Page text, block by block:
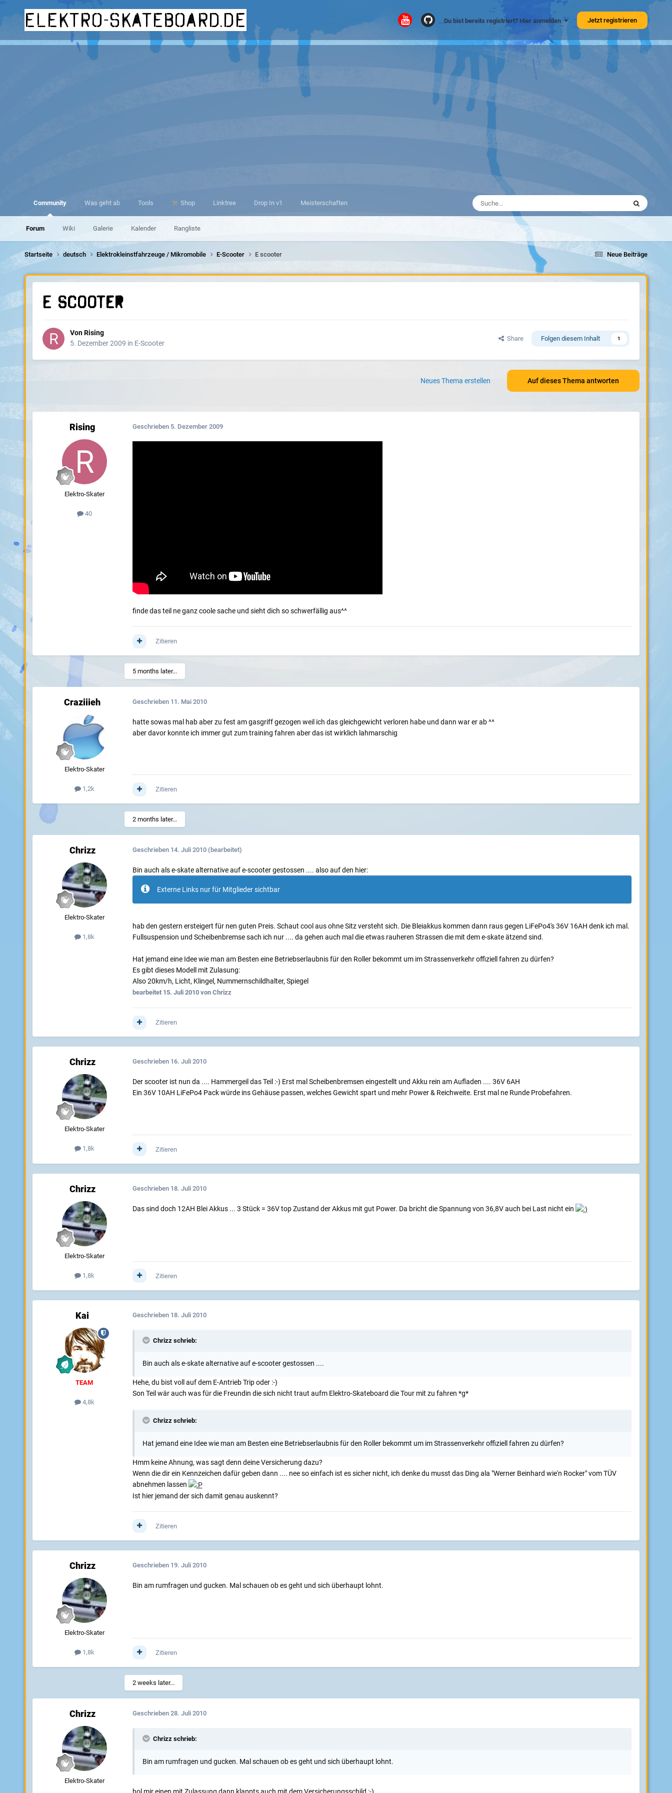
elektro-skateboard.de Du bist bereits registriert? Hier anmelden Jetzt registrieren
Community
Forum Wiki Galerie Kalender Rangliste
Was geht ab Tools Shop Linktree Drop In v1 Meisterschaften
Neue Beiträge
Startseite deutsch Elektrokleinstfahrzeuge / Mikromobile E-Scooter E scooter
E scooter
VonRising
5. Dezember 2009 in E-Scooter
Share Folgen diesem Inhalt 1
Auf dieses Thema antworten
Neues Thema erstellen
Rising
Elektro-Skater
40
Geschrieben 5. Dezember 2009
finde das teil ne ganz coole sache und sieht dich so schwerfällig aus^^
Zitieren
5 months later...
Craziiieh
Elektro-Skater
1,2k
Geschrieben 11. Mai 2010
hatte sowas mal hab aber zu fest am gasgriff gezogen weil ich das gleichgewicht verloren habe und dann war er ab ^^
aber davor konnte ich immer gut zum training fahren aber das ist wirklich lahmarschig
Zitieren
2 months later...
Chrizz
Elektro-Skater
1,8k
Geschrieben 14. Juli 2010 (bearbeitet)
Bin auch als e-skate alternative auf e-scooter gestossen .... also auf den hier:
Externe Links nur für Mitglieder sichtbar
hab den gestern ersteigert für nen guten Preis. Schaut cool aus ohne Sitz versteht sich. Die Bleiakkus kommen dann raus gegen LiFePo4's 36V 16AH denk ich mal.
Fullsuspension und Scheibenbremse sach ich nur .... da gehen auch mal die etwas rauheren Strassen die mit dem e-skate ätzend sind.
Hat jemand eine Idee wie man am Besten eine Betriebserlaubnis für den Roller bekommt um im Strassenverkehr offiziell fahren zu dürfen?
Es gibt dieses Modell mit Zulasung:
Also 20km/h, Licht, Klingel, Nummernschildhalter, Spiegel
bearbeitet 15. Juli 2010von Chrizz
Zitieren
Chrizz
Elektro-Skater
1,8k
Geschrieben 16. Juli 2010
Der scooter ist nun da .... Hammergeil das Teil :-) Erst mal Scheibenbremsen eingestellt und Akku rein am Aufladen .... 36V 6AH
Ein 36V 10AH LiFePo4 Pack würde ins Gehäuse passen, welches Gewicht spart und mehr Power & Reichweite. Erst mal ne Runde Probefahren.
Zitieren
Chrizz
Elektro-Skater
1,8k
Geschrieben 18. Juli 2010
Das sind doch 12AH Blei Akkus ... 3 Stück = 36V top Zustand der Akkus mit gut Power. Da bricht die Spannung von 36,8V auch bei Last nicht ein
Zitieren
Kai
TEAM
4,8k
Geschrieben 18. Juli 2010
Chrizz schrieb:
Bin auch als e-skate alternative auf e-scooter gestossen ....
Hehe, du bist voll auf dem E-Antrieb Trip oder :-)
Son Teil wär auch was für die Freundin die sich nicht traut aufm Elektro-Skateboard die Tour mit zu fahren *g*
Chrizz schrieb:
Hat jemand eine Idee wie man am Besten eine Betriebserlaubnis für den Roller bekommt um im Strassenverkehr offiziell fahren zu dürfen?
Hmm keine Ahnung, was sagt denn deine Versicherung dazu?
Wenn die dir ein Kennzeichen dafür geben dann .... nee so einfach ist es sicher nicht, ich denke du musst das Ding ala "Werner Beinhard wie'n Rocker" vom TÜV
abnehmen lassen
Ist hier jemand der sich damit genau auskennt?
Zitieren
Chrizz
Elektro-Skater
1,8k
Geschrieben 19. Juli 2010
Bin am rumfragen und gucken. Mal schauen ob es geht und sich überhaupt lohnt.
Zitieren
2 weeks later...
Chrizz
Elektro-Skater
Geschrieben 28. Juli 2010
Chrizz schrieb:
Bin am rumfragen und gucken. Mal schauen ob es geht und sich überhaupt lohnt.